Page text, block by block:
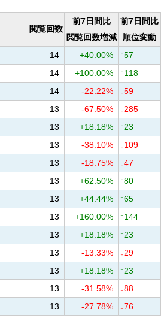
閲覧回数
前7日間比
閲覧回数増減
前7日間比
順位変動
14 +40.00%
↑57
14 +100.00%
↑118
14 -22.22%
↓59
13 -67.50%
↓285
13 +18.18%
↑23
13 -38.10%
↓109
13 -18.75%
↓47
13 +62.50%
↑80
13 +44.44%
↑65
13 +160.00%
↑144
13 +18.18%
↑23
13 -13.33%
↓29
13 +18.18%
↑23
13 -31.58%
↓88
13 -27.78%
↓76